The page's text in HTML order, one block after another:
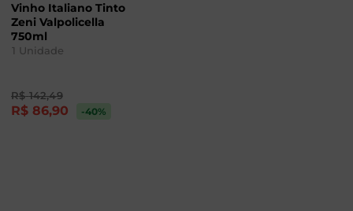
Vinho Italiano Tinto
Zeni Valpolicella
750ml
1 Unidade
R$ 142,49
R$ 86,90 -40%